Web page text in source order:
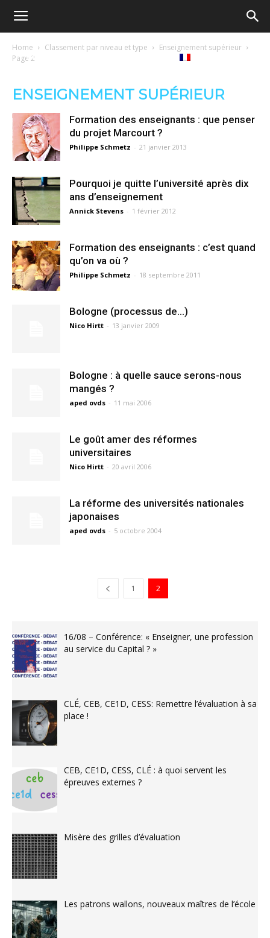
Ecole
–
school
Tribunes
Home Classement par niveau et type
Enseignement supérieur
Page 2
ENSEIGNEMENT SUPÉRIEUR
Formation des enseignants : que penser
du projet Marcourt ?
Philippe Schmetz - 21 janvier 2013
Pourquoi je quitte l’université après dix
ans d’enseignement
Annick Stevens - 1 février 2012
Formation des enseignants : c’est quand
qu’on va où ?
Philippe Schmetz - 18 septembre 2011
Bologne (processus de…)
Nico Hirtt - 13 janvier 2009
Bologne : à quelle sauce serons-nous
mangés ?
aped ovds - 11 mai 2006
Le goût amer des réformes
universitaires
Nico Hirtt - 20 avril 2006
La réforme des universités nationales
japonaises
aped ovds - 5 octobre 2004
1 2
16/08 – Conférence: « Enseigner, une profession
au service du Capital ? »
CLÉ, CEB, CE1D, CESS: Remettre l’évaluation à sa
place !
CEB, CE1D, CESS, CLÉ : à quoi servent les
épreuves externes ?
Misère des grilles d’évaluation
Les patrons wallons, nouveaux maîtres de l’école